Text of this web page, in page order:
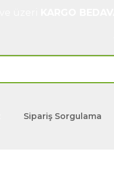
Sipariş Sorgulama